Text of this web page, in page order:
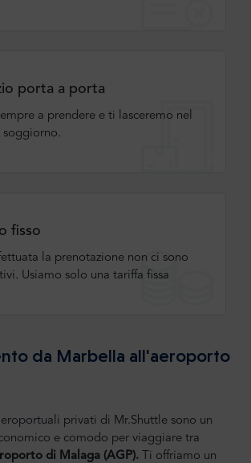
porta a porta
a prendere e ti lasceremo nel
fisso
la prenotazione non ci sono
Usiamo solo una tariffa fissa
da Marbella all'aeroporto
privati di Mr.Shuttle sono un
e comodo per viaggiare tra
di Malaga (AGP). Ti offriamo un